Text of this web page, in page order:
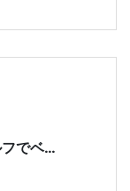
でベ...